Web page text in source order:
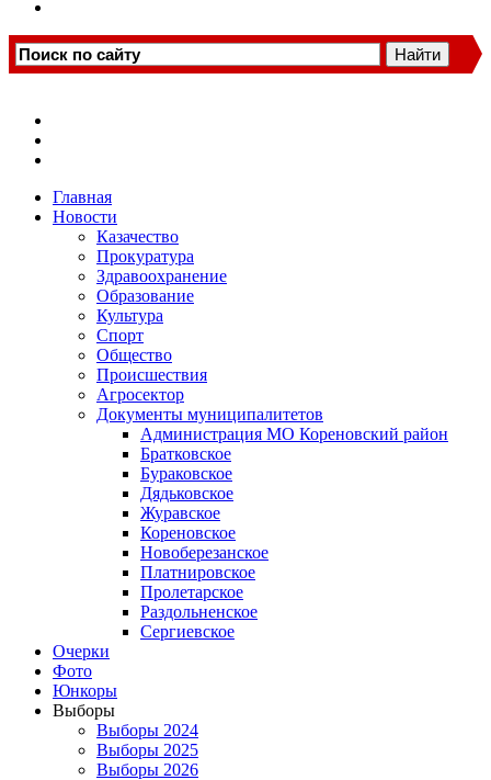
Главная
Новости
Казачество
Прокуратура
Здравоохранение
Образование
Культура
Спорт
Общество
Происшествия
Агросектор
Документы муниципалитетов
Администрация МО Кореновский район
Братковское
Бураковское
Дядьковское
Журавское
Кореновское
Новоберезанское
Платнировское
Пролетарское
Раздольненское
Сергиевское
Очерки
Фото
Юнкоры
Выборы
Выборы 2024
Выборы 2025
Выборы 2026